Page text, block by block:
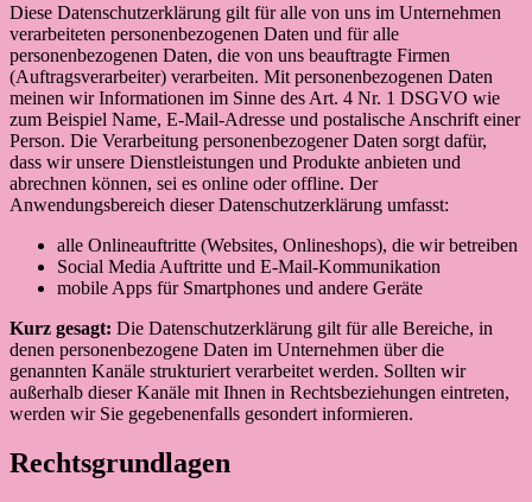
Diese Datenschutzerklärung gilt für alle von uns im Unternehmen
verarbeiteten personenbezogenen Daten und für alle
personenbezogenen Daten, die von uns beauftragte Firmen
(Auftragsverarbeiter) verarbeiten. Mit personenbezogenen Daten
meinen wir Informationen im Sinne des Art. 4 Nr. 1 DSGVO wie
zum Beispiel Name, E-Mail-Adresse und postalische Anschrift einer
Person. Die Verarbeitung personenbezogener Daten sorgt dafür,
dass wir unsere Dienstleistungen und Produkte anbieten und
abrechnen können, sei es online oder offline. Der
Anwendungsbereich dieser Datenschutzerklärung umfasst:
alle Onlineauftritte (Websites, Onlineshops), die wir betreiben
Social Media Auftritte und E-Mail-Kommunikation
mobile Apps für Smartphones und andere Geräte
Kurz gesagt: Die Datenschutzerklärung gilt für alle Bereiche, in
denen personenbezogene Daten im Unternehmen über die
genannten Kanäle strukturiert verarbeitet werden. Sollten wir
außerhalb dieser Kanäle mit Ihnen in Rechtsbeziehungen eintreten,
werden wir Sie gegebenenfalls gesondert informieren.
Rechtsgrundlagen